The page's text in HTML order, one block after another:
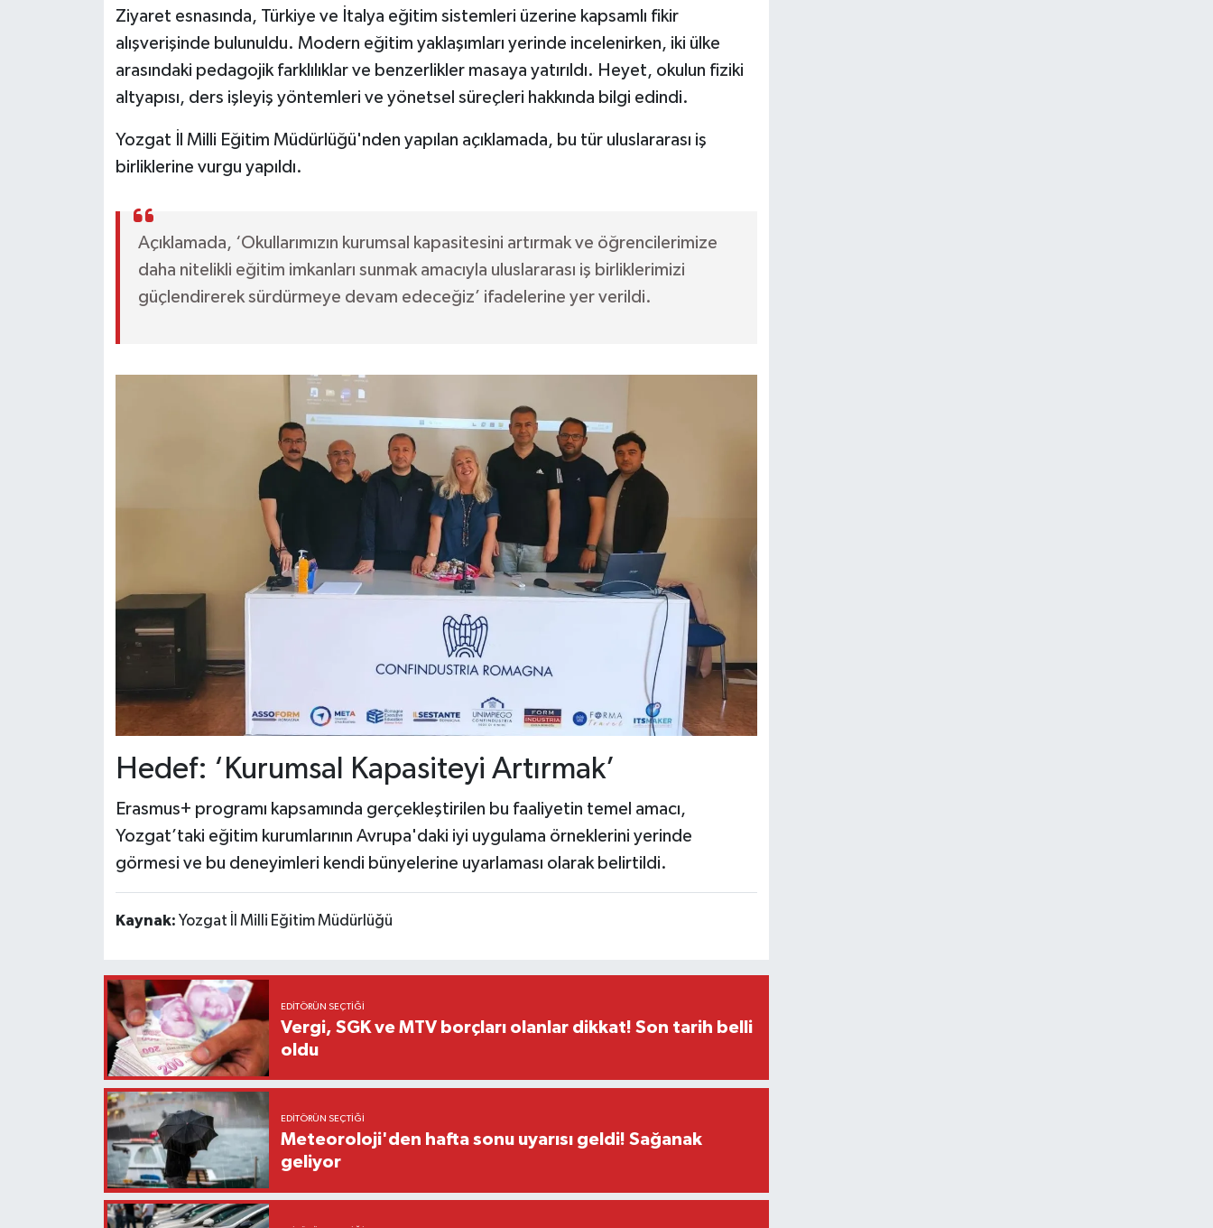
Ziyaret esnasında, Türkiye ve İtalya eğitim sistemleri üzerine kapsamlı fikir
alışverişinde bulunuldu. Modern eğitim yaklaşımları yerinde incelenirken, iki ülke
arasındaki pedagojik farklılıklar ve benzerlikler masaya yatırıldı. Heyet, okulun fiziki
altyapısı, ders işleyiş yöntemleri ve yönetsel süreçleri hakkında bilgi edindi.
Yozgat İl Milli Eğitim Müdürlüğü'nden yapılan açıklamada, bu tür uluslararası iş
birliklerine vurgu yapıldı.
Açıklamada, ‘Okullarımızın kurumsal kapasitesini artırmak ve öğrencilerimize
daha nitelikli eğitim imkanları sunmak amacıyla uluslararası iş birliklerimizi
güçlendirerek sürdürmeye devam edeceğiz’ ifadelerine yer verildi.
Hedef: ‘Kurumsal Kapasiteyi Artırmak’
Erasmus+ programı kapsamında gerçekleştirilen bu faaliyetin temel amacı,
Yozgat’taki eğitim kurumlarının Avrupa'daki iyi uygulama örneklerini yerinde
görmesi ve bu deneyimleri kendi bünyelerine uyarlaması olarak belirtildi.
Kaynak: Yozgat İl Milli Eğitim Müdürlüğü
EDITÖRÜN SEÇTIĞI
Vergi, SGK ve MTV borçları olanlar dikkat! Son tarih belli
oldu
EDITÖRÜN SEÇTIĞI
Meteoroloji'den hafta sonu uyarısı geldi! Sağanak
geliyor